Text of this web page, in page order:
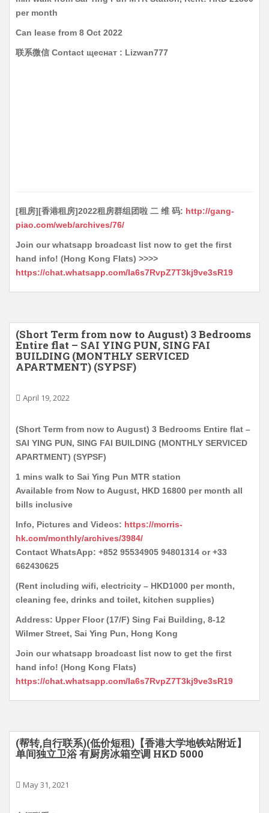
per month
Can lease from 8 Oct 2022
联系微信 Contact щеснат : Lizwan777
[租房][香港租房]2022租房群组团啦 二 维 码: http://gang-
piao.com/web/archives/76/
Join our whatsapp broadcast list now to get the first
hand info! (Hong Kong Flats) >>>>
https://chat.whatsapp.com/Ia6s7RvpZ7T3kj9ve3sR19
(Short Term from now to August) 3 Bedrooms
Entire flat – SAI YING PUN, SING FAI
BUILDING (MONTHLY SERVICED
APARTMENT) (SYPSF)
April 19, 2022
(Short Term from now to August) 3 Bedrooms Entire flat –
SAI YING PUN, SING FAI BUILDING (MONTHLY SERVICED
APARTMENT) (SYPSF)
1 mins walk to Sai Ying Pun MTR station
Available from Now to August, HKD 16800 per month all
bills inclusive
Info, Pictures and Videos: https://morris-
hk.com/monthly/archives/3984/
Contact WhatsApp: +852 95534905 94801314 or +33
662430625
(Rent including wifi, electricity – HKD1000 per month,
cleaning fee, drinks and toilet, kitchen supplies)
Address: Upper Floor (17/F) Sing Fai Building, 8-12
Wilmer Street, Sai Ying Pun, Hong Kong
Join our whatsapp broadcast list now to get the first
hand info! (Hong Kong Flats)
https://chat.whatsapp.com/Ia6s7RvpZ7T3kj9ve3sR19
(帮转,自行联系)(低价短租)【香港大学地铁站附近】
单间独立卫浴 有厨房冰箱空调 HKD 5000
May 31, 2021